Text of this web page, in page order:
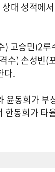
대 성적에
) 고승민(2
수) 손성빈(
다.
윤동희가 부
한동희가 타